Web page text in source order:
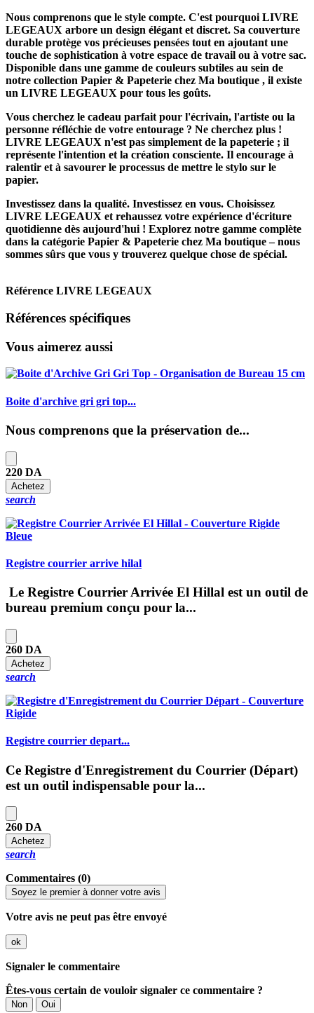
Nous comprenons que le style compte. C'est pourquoi LIVRE
LEGEAUX arbore un design élégant et discret. Sa couverture
durable protège vos précieuses pensées tout en ajoutant une
touche de sophistication à votre espace de travail ou à votre sac.
Disponible dans une gamme de couleurs subtiles au sein de
notre collection Papier & Papeterie chez Ma boutique , il existe
un LIVRE LEGEAUX pour tous les goûts.
Vous cherchez le cadeau parfait pour l'écrivain, l'artiste ou la
personne réfléchie de votre entourage ? Ne cherchez plus !
LIVRE LEGEAUX n'est pas simplement de la papeterie ; il
représente l'intention et la création consciente. Il encourage à
ralentir et à savourer le processus de mettre le stylo sur le
papier.
Investissez dans la qualité. Investissez en vous. Choisissez
LIVRE LEGEAUX et rehaussez votre expérience d'écriture
quotidienne dès aujourd'hui ! Explorez notre gamme complète
dans la catégorie Papier & Papeterie chez Ma boutique – nous
sommes sûrs que vous y trouverez quelque chose de spécial.
Référence LIVRE LEGEAUX
Références spécifiques
Vous aimerez aussi
Boite d'archive gri gri top...
Nous comprenons que la préservation de...
220 DA
Achetez
search
Registre courrier arrive hilal
Le Registre Courrier Arrivée El Hillal est un outil de
bureau premium conçu pour la...
260 DA
Achetez
search
Registre courrier depart...
Ce Registre d'Enregistrement du Courrier (Départ)
est un outil indispensable pour la...
260 DA
Achetez
search
Commentaires (0)
Soyez le premier à donner votre avis
Votre avis ne peut pas être envoyé
ok
Signaler le commentaire
Êtes-vous certain de vouloir signaler ce commentaire ?
Non Oui